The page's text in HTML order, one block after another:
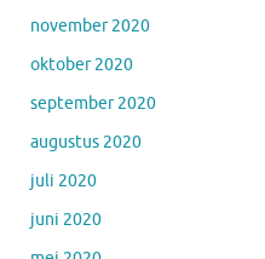
november 2020
oktober 2020
september 2020
augustus 2020
juli 2020
juni 2020